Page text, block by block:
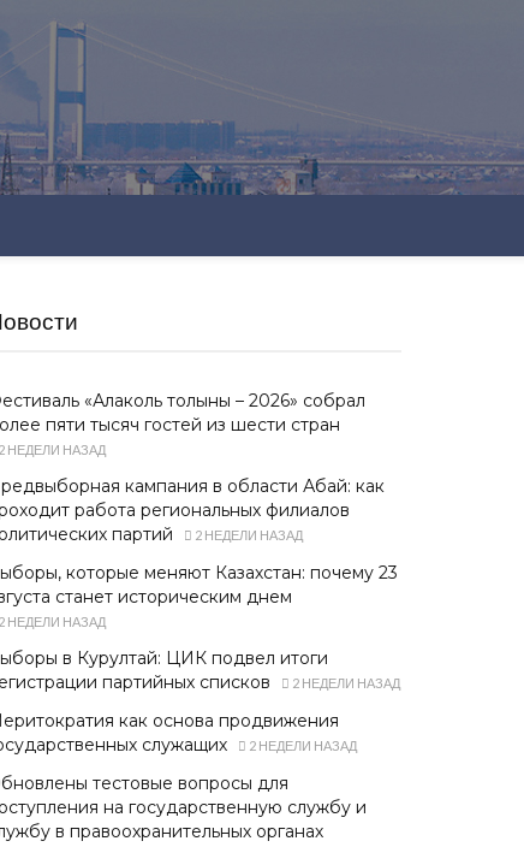
«Алаколь толқыны – 2026» собрал
пяти тысяч гостей из шести стран
2 НЕДЕЛИ НАЗАД
кампания в области Абай: как
работа региональных филиалов
партий
2 НЕДЕЛИ НАЗАД
которые меняют Казахстан: почему 23
станет историческим днем
2 НЕДЕЛИ НАЗАД
в Курултай: ЦИК подвел итоги
партийных списков
2 НЕДЕЛИ НАЗАД
как основа продвижения
служащих
2 НЕДЕЛИ НАЗАД
тестовые вопросы для
на государственную службу и
в правоохранительных органах